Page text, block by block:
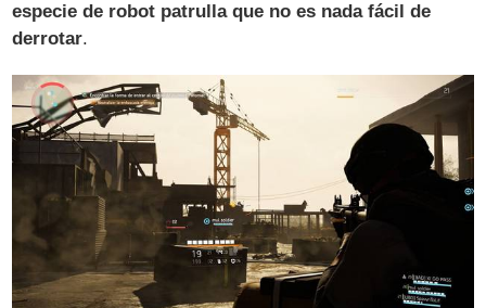
especie de robot patrulla que no es nada fácil de
derrotar.